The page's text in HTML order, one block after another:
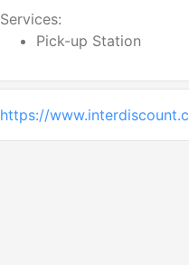
Services:
Pick-up Station
https://